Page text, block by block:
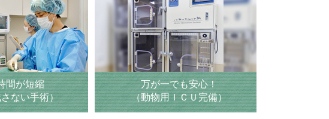
間が短縮
ない手術）
万が一でも安心！
（動物用ＩＣＵ完備）